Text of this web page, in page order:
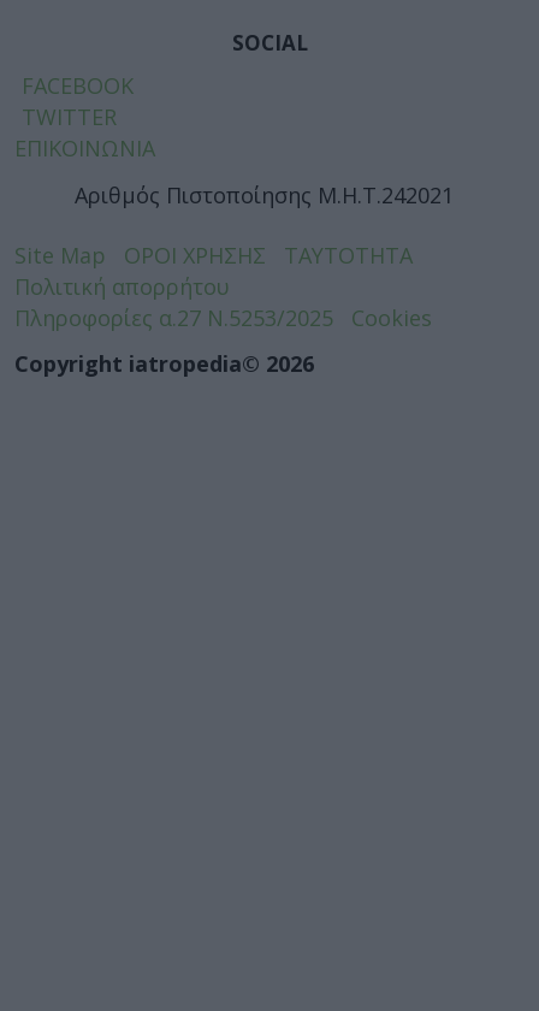
SOCIAL
FACEBOOK
TWITTER
ΕΠΙΚΟΙΝΩΝΙΑ
Αριθμός Πιστοποίησης Μ.Η.Τ.242021
Site Map ΟΡΟΙ ΧΡΗΣΗΣ
ΤΑΥΤΟΤΗΤΑ
Πολιτική απορρήτου
Πληροφορίες α.27 Ν.5253/2025
Cookies
Copyright iatropedia© 2026